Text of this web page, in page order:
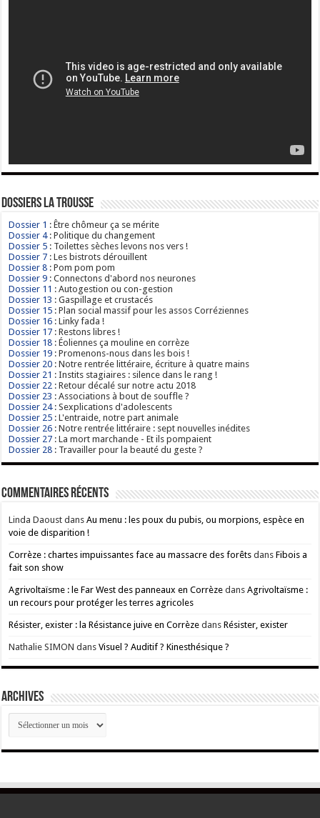
Dossiers La Trousse
Dossier 1 : Être chômeur ça se mérite
Dossier 4: Politique du changement
Dossier 5 : Toilettes sèches levons nos vers !
Dossier 7 : Les bistrots dérouillent
Dossier 8 : Pom pom pom
Dossier 9 : Connectons d'abord nos neurones
Dossier 11 : Autogestion ou con-gestion
Dossier 13 : Gaspillage et crustacés
Dossier 15 : Plan social massif pour les assos Corréziennes
Dossier 16 : Linky fada !
Dossier 17 : Restons libres !
Dossier 18 : Éoliennes ça mouline en corrèze
Dossier 19 : Promenons-nous dans les bois !
Dossier 20 : Notre rentrée littéraire, écriture à quatre mains
Dossier 21 : Instits stagiaires : silence dans le rang !
Dossier 22 : Retour décalé sur notre actu 2018
Dossier 23 : Associations à bout de souffle ?
Dossier 24: Sexplications d'adolescents
Dossier 25 : L'entraide, notre part animale
Dossier 26 : Notre rentrée littéraire : sept nouvelles inédites
Dossier 27 : La mort marchande - Et ils pompaient
Dossier 28 : Travailler pour la beauté du geste ?
Commentaires récents
Linda Daoust dansAu menu : les poux du pubis, ou morpions, espèce en
voie de disparition !
Corrèze : chartes impuissantes face au massacre des forêts dansFibois a
fait son show
Agrivoltaïsme : le Far West des panneaux en Corrèze dansAgrivoltaïsme :
un recours pour protéger les terres agricoles
Résister, exister : la Résistance juive en Corrèze dansRésister, exister
Nathalie SIMON dansVisuel ? Auditif ? Kinesthésique ?
ARCHIVES
ARCHIVES